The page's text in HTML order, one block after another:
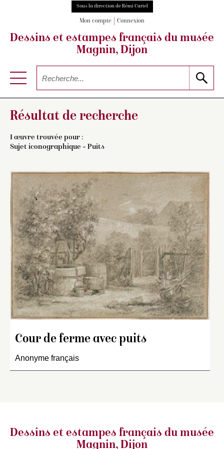
Sous la direction de Rémi Cariel
Mon compte Connexion
Dessins et estampes français du musée
Magnin, Dijon
Résultat de recherche
1 œuvre trouvée pour :
Sujet iconographique = Puits
Cour de ferme avec puits
Anonyme français
Dessins et estampes français du musée
Magnin, Dijon